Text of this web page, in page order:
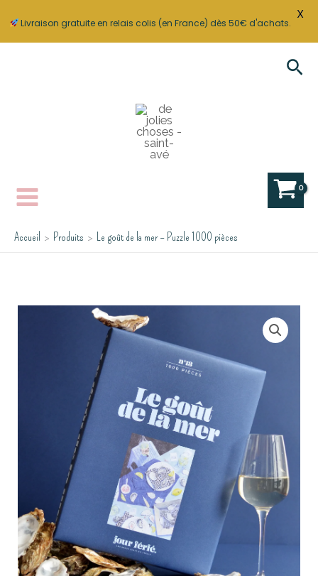
Accueil Produits Le goût de la mer – Puzzle 1000 pièces
Livraison gratuite en relais colis (en France) dès 50€ d'achats.
X